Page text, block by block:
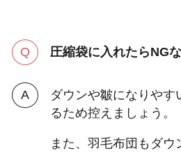
圧縮袋に入れたらNG
ダウンや皺になりやす
るため控えましょう。
また、羽毛布団もダ